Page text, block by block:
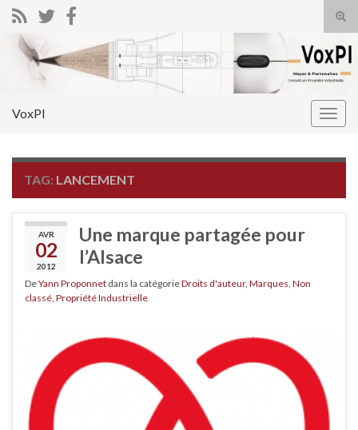
Search for:
VoxPI
TAG: LANCEMENT
AVR
02
2012
Une marque partagée pour
l’Alsace
DeYann Proponnet dans la catégorieDroits d'auteur, Marques Non
classé Propriété Industrielle